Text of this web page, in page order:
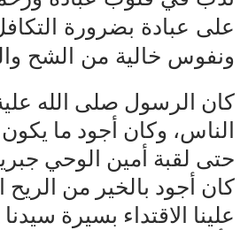
على عبادة بضرورة
ونفوس خالية من الشح
كان الرسول صلى الله
الناس، وكان أجود ما
حتى لقبة أمين الوحي
كان أجود بالخير من الريح
علينا الاقتداء بسيرة